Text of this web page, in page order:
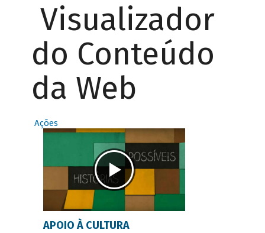
Visualizador
do Conteúdo
da Web
Ações
APOIO À CULTURA